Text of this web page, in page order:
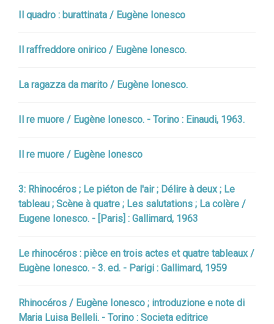
Il quadro : burattinata / Eugène Ionesco
Il raffreddore onirico / Eugène Ionesco.
La ragazza da marito / Eugène Ionesco.
Il re muore / Eugène Ionesco. - Torino : Einaudi, 1963.
Il re muore / Eugène Ionesco
3: Rhinocéros ; Le piéton de l'air ; Délire à deux ; Le
tableau ; Scène à quatre ; Les salutations ; La colère /
Eugene Ionesco. - [Paris] : Gallimard, 1963
Le rhinocéros : pièce en trois actes et quatre tableaux /
Eugène Ionesco. - 3. ed. - Parigi : Gallimard, 1959
Rhinocéros / Eugène Ionesco ; introduzione e note di
Maria Luisa Belleli. - Torino : Societa editrice